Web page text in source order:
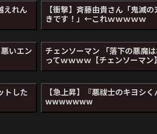
えれん 【衝撃】斉藤由貴さん「鬼滅
きです！」←これｗｗｗｗｗ
いエン チェンソーマン 「落下の悪魔は
ってｗｗｗｗ【チェンソーマン】
トした 【急上昇】『悪祓士のキヨシ
wwwwwww